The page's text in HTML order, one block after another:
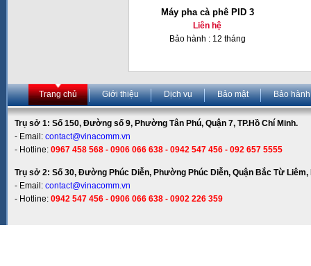
Máy pha cà phê PID 3
Liên hệ
Bảo hành : 12 tháng
Trang chủ Giới thiệu Dịch vụ Bảo mật Bảo hành
Trụ sở 1: Số 150, Đường số 9, Phường Tân Phú, Quận 7, TP.Hồ Chí Minh.
- Email: contact@vinacomm.vn
- Hotline: 0967 458 568 - 0906 066 638 - 0942 547 456 - 092 657 5555
Trụ sở 2: Số 30, Đường Phúc Diễn, Phường Phúc Diễn, Quận Bắc Từ Liêm,
- Email: contact@vinacomm.vn
- Hotline: 0942 547 456 - 0906 066 638 - 0902 226 359